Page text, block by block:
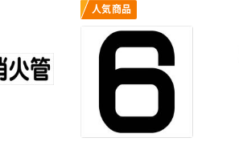
人気商品